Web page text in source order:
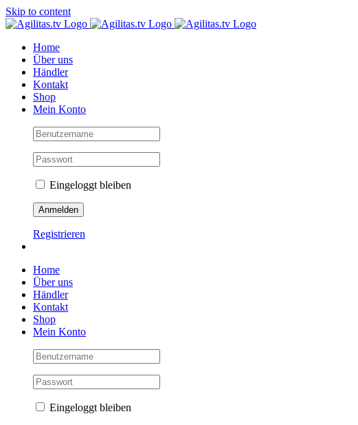
Skip to content
Home
Über uns
Händler
Kontakt
Shop
Mein Konto
Eingeloggt bleiben
Registrieren
Home
Über uns
Händler
Kontakt
Shop
Mein Konto
Eingeloggt bleiben